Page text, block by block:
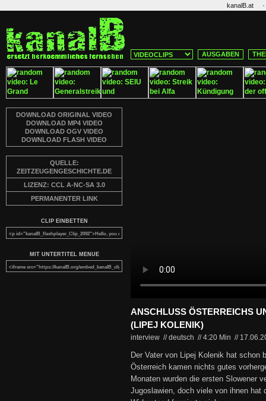
kanalB.at ·
AUSGABEN
DOWNLOAD ORIGINAL VIDEO
DOWNLOAD MP4 VIDEO
DOWNLOAD OGV VIDEO
DOWNLOAD FLASH VIDEO
QUELLE:
ZEITZEUGENGESCHICHTE.DE
LIZENZ: CCL A-NC-SA 3.0
PERMANENTER LINK
CLIP EINBETTEN
MIT UNTERTITEL MENUE
ANSCHLUSS ÖSTERREICHS
(LIPEJ KOLENIK)
interview // deutsch //4:20 Min //
Der Vater von Lipej Kolenik hat schon
Österreich kamen nichts gutes
Monaten wurden die ersten Slowener
Jugoslawien, doch viele von ihnen hat